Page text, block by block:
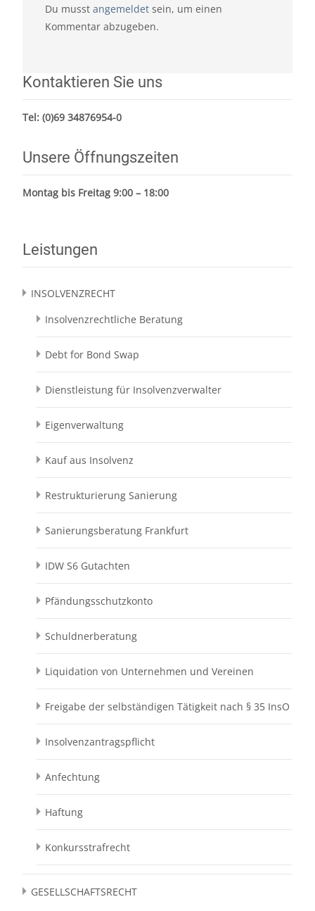
Du musst angemeldet sein, um einen
Kommentar abzugeben.
Kontaktieren Sie uns
Tel: (0)69 34876954-0
Unsere Öffnungszeiten
Montag bis Freitag 9:00 – 18:00
Leistungen
INSOLVENZRECHT
Insolvenzrechtliche Beratung
Debt for Bond Swap
Dienstleistung für Insolvenzverwalter
Eigenverwaltung
Kauf aus Insolvenz
Restrukturierung Sanierung
Sanierungsberatung Frankfurt
IDW S6 Gutachten
Pfändungsschutzkonto
Schuldnerberatung
Liquidation von Unternehmen und Vereinen
Freigabe der selbständigen Tätigkeit nach § 35 InsO
Insolvenzantragspflicht
Anfechtung
Haftung
Konkursstrafrecht
GESELLSCHAFTSRECHT